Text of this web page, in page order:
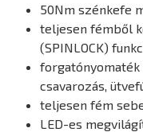
50Nm szénkefe
teljesen fémből
(SPINLOCK)
forgatónyomaték
csavarozás,
teljesen fém
LED-es